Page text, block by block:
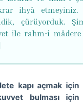
ihyâ etmeyiniz.
çürüyorduk.
ile rahm-i mâdere
kapı açmak için
bulması için